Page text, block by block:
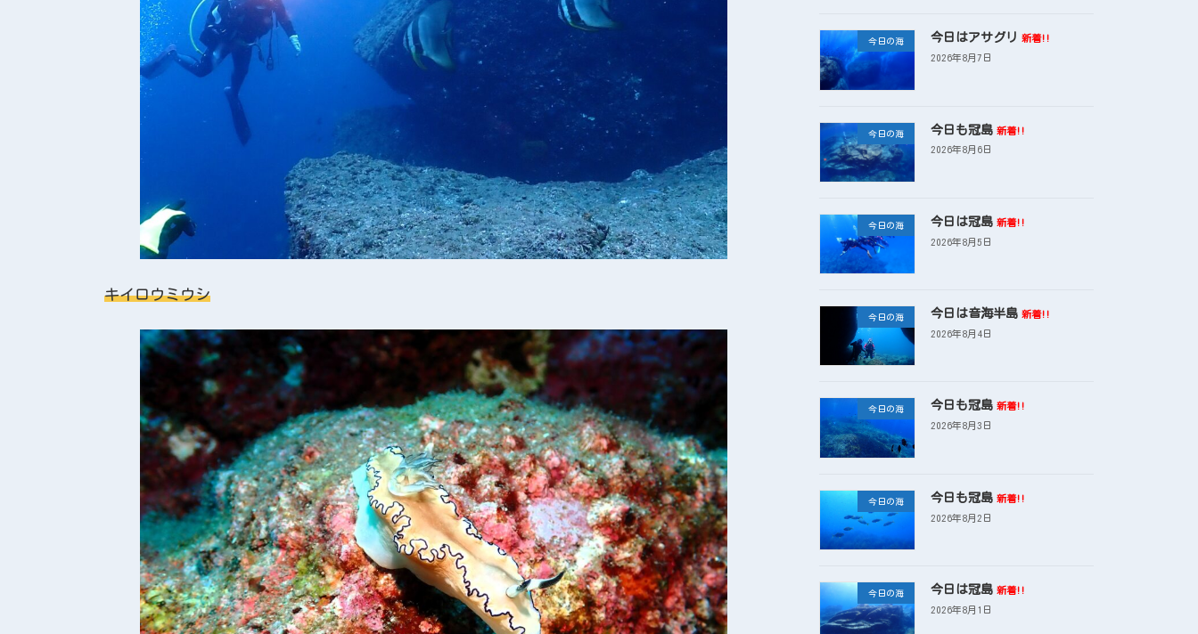
キイロウミウシ
今日の海 今日はアサグリ 新着!!
2026年8月7日
今日の海 今日も冠島 新着!!
2026年8月6日
今日の海 今日は冠島 新着!!
2026年8月5日
今日の海 今日は音海半島 新着!!
2026年8月4日
今日の海 今日も冠島 新着!!
2026年8月3日
今日の海 今日も冠島 新着!!
2026年8月2日
今日の海 今日は冠島 新着!!
2026年8月1日